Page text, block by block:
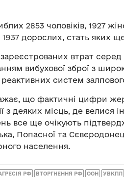
2853 чоловіків, 1927
дорослих, стать яких
зареєстрованих втрат
вибухової зброї з
реактивних систем
що фактичні цифри
з деяких місць, де велися
все ще очікують
Попасної та
населення.
РФ ВТОРГНЕННЯ РФ ООН УВКПЛ